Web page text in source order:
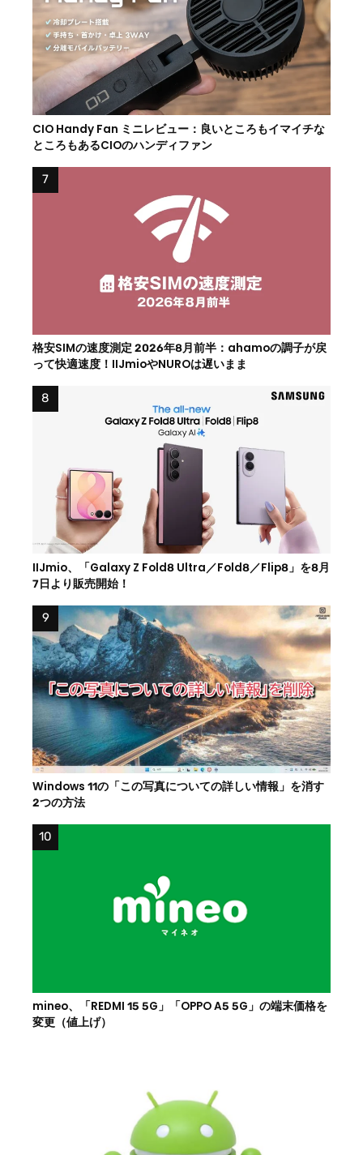
CIO Handy Fan ミニレビュー：良いところもイマイチな
ところもあるCIOのハンディファン
格安SIMの速度測定 2026年8月前半：ahamoの調子が戻
って快適速度！IIJmioやNUROは遅いまま
IIJmio、「Galaxy Z Fold8 Ultra／Fold8／Flip8」を8月
7日より販売開始！
Windows 11の「この写真についての詳しい情報」を消す
2つの方法
mineo、「REDMI 15 5G」「OPPO A5 5G」の端末価格を
変更（値上げ）